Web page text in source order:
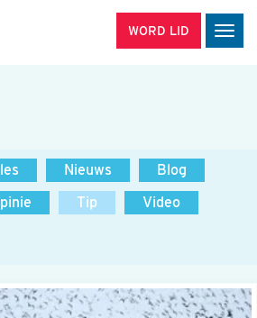
WORD LID
Nieuws
Blog
Tip
Video